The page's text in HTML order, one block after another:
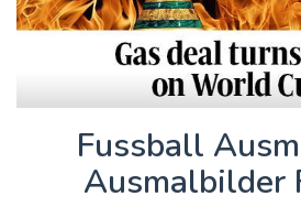
Fussball
Ausmalbilder